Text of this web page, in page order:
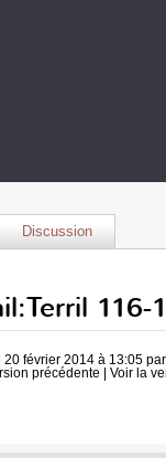
Discussion
20 février 2014 à 13:05 par
précédente | Voir la